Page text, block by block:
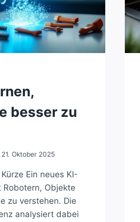
besser zu
21. Oktober 2025
Ein neues KI-
Objekte
zu verstehen. Die
analysiert dabei